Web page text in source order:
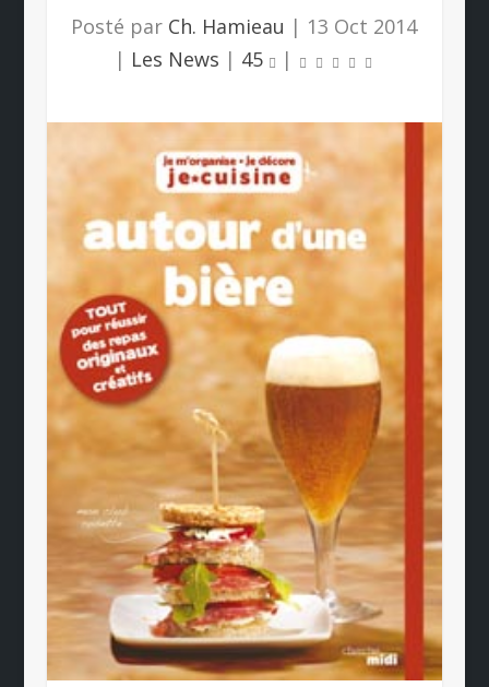
Posté par Ch. Hamieau | 13 Oct 2014
| Les News | 45 |